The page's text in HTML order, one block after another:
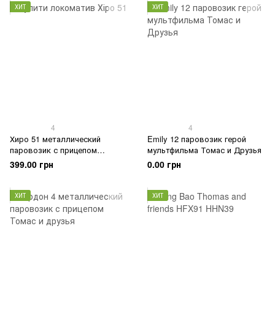
ХИТ
4
Хиро 51 металлический
паровозик с прицепом
Thomas and Friends
399.00 грн
ХИТ
4
Emily 12 паровозик герой
мультфильма Томас и Друзья
0.00 грн
ХИТ ХИТ